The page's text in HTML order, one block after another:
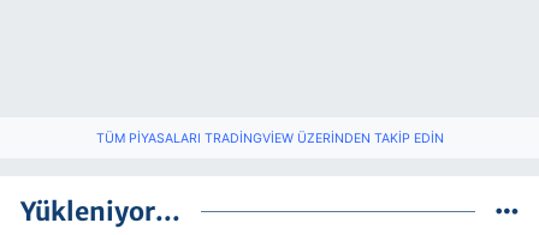
TÜM PIYASALARI TRADINGVIEW ÜZERINDEN TAKIP EDIN
Yükleniyor...